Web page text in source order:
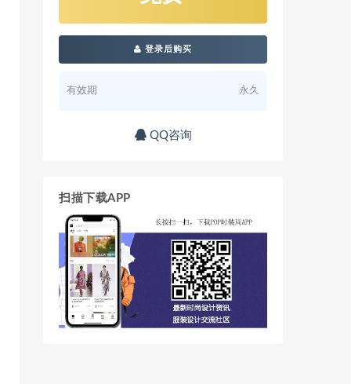
登录后购买
有效期 永久
QQ咨询
扫描下载APP